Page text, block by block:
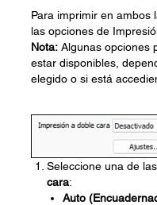
Para imprimir en ambos
las opciones de
Nota: Algunas opciones
estar disponibles,
elegido o si está
Seleccione una de
cara:
Auto